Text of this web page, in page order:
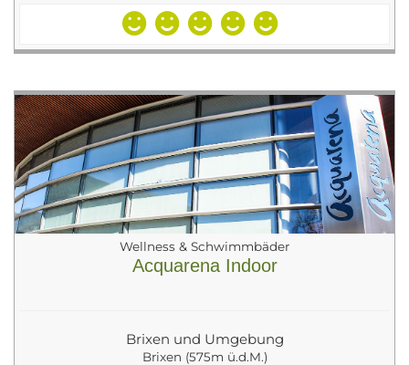
Wellness & Schwimmbäder
Acquarena Indoor
Brixen und Umgebung
Brixen (575m ü.d.M.)